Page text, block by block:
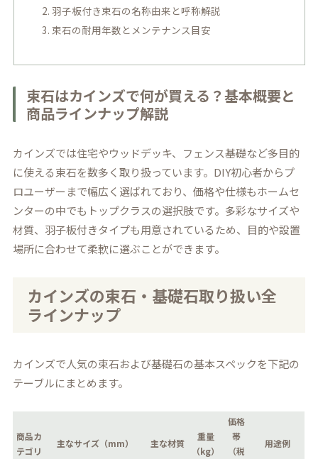
羽子板付き束石の名称由来と呼称解説
束石の耐用年数とメンテナンス目安
束石はカインズで何が買える？基本概要と
商品ラインナップ解説
カインズでは住宅やウッドデッキ、フェンス基礎など多目的
に使える束石を数多く取り扱っています。DIY初心者からプ
ロユーザーまで幅広く選ばれており、価格や仕様もホームセ
ンターの中でもトップクラスの選択肢です。多彩なサイズや
材質、羽子板付きタイプも用意されているため、目的や設置
場所に合わせて柔軟に選ぶことができます。
カインズの束石・基礎石取り扱い全
ラインナップ
カインズで人気の束石および基礎石の基本スペックを下記の
テーブルにまとめます。
商品カ
テゴリ
主なサイズ（mm） 主な材質
重量
（kg）
価格
帯
（税
用途例